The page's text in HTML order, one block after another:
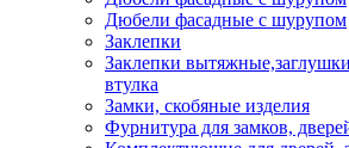
Дюбели фасадные с шурупом
Заклепки
Заклепки
втулка
Замки, скобяные изделия
Фурнитура для замков,